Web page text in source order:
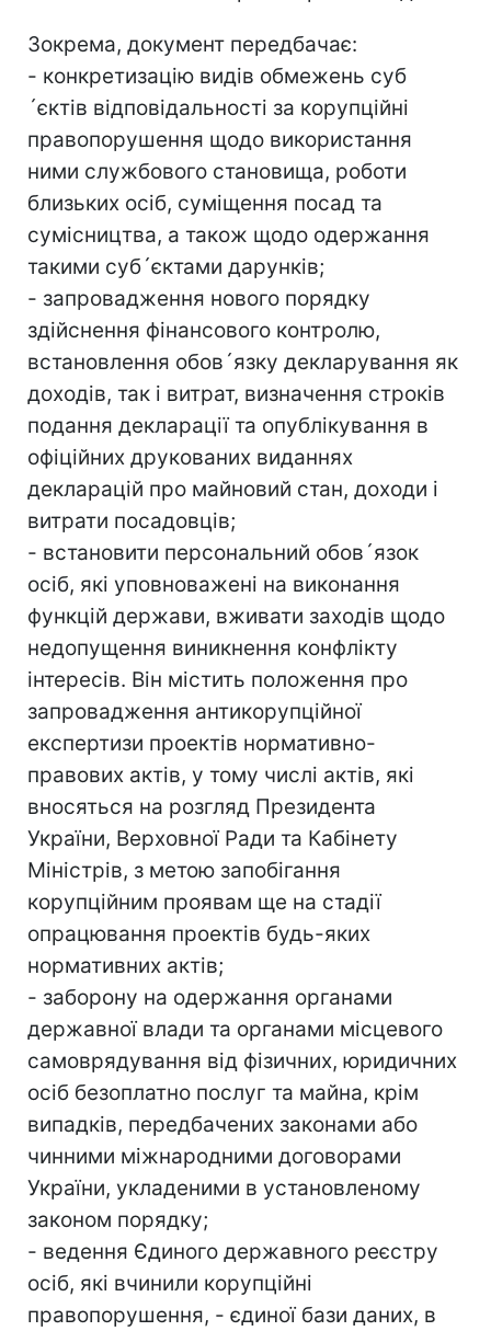
Зокрема, документ передбачає:
- конкретизацію видів обмежень суб
´єктів відповідальності за корупційні
правопорушення щодо використання
ними службового становища, роботи
близьких осіб, суміщення посад та
сумісництва, а також щодо одержання
такими суб´єктами дарунків;
- запровадження нового порядку
здійснення фінансового контролю,
встановлення обов´язку декларування як
доходів, так і витрат, визначення строків
подання декларації та опублікування в
офіційних друкованих виданнях
декларацій про майновий стан, доходи і
витрати посадовців;
- встановити персональний обов´язок
осіб, які уповноважені на виконання
функцій держави, вживати заходів щодо
недопущення виникнення конфлікту
інтересів. Він містить положення про
запровадження антикорупційної
експертизи проектів нормативно-
правових актів, у тому числі актів, які
вносяться на розгляд Президента
України, Верховної Ради та Кабінету
Міністрів, з метою запобігання
корупційним проявам ще на стадії
опрацювання проектів будь-яких
нормативних актів;
- заборону на одержання органами
державної влади та органами місцевого
самоврядування від фізичних, юридичних
осіб безоплатно послуг та майна, крім
випадків, передбачених законами або
чинними міжнародними договорами
України, укладеними в установленому
законом порядку;
- ведення Єдиного державного реєстру
осіб, які вчинили корупційні
правопорушення, - єдиної бази даних, в